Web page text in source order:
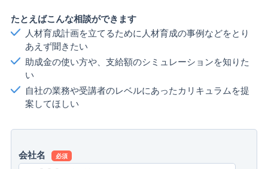
たとえばこんな相談ができます
人材育成計画を立てるために人材育成の事例などをとり
あえず聞きたい
助成金の使い方や、支給額のシミュレーションを知りた
い
自社の業務や受講者のレベルにあったカリキュラムを提
案してほしい
会社名 必須